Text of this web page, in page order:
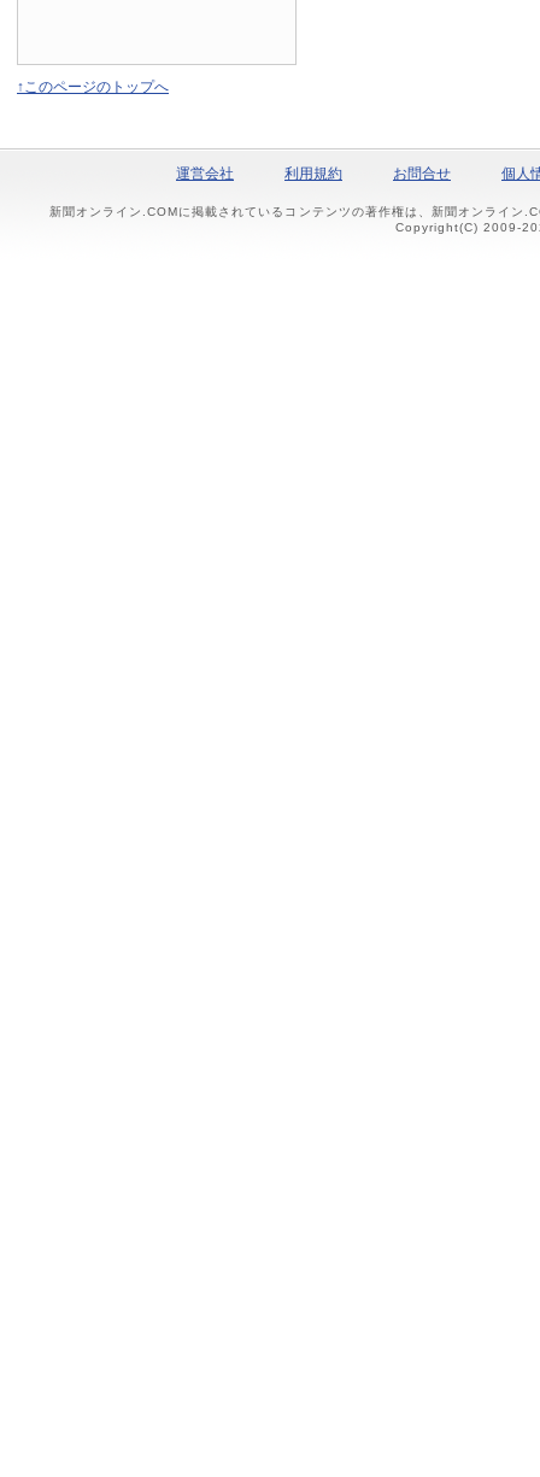
↑このページのトップへ
運営会社 利用規約 お問合せ 個人
新聞オンライン.COMに掲載されているコンテンツの著作権は、新聞オンライン
Copyright(C) 2009-